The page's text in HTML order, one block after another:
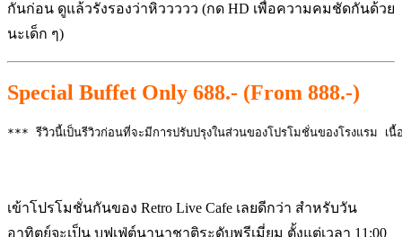
กันก่อน ดูแล้วรังรองว่าหิววววว (กด HD เพื่อความคมชัดกันด้วย
นะเด็ก ๆ)
Special Buffet Only 688.- (From 888.-)
*** รีวิวนี้เป็นรีวิวก่อนที่จะมีการปรับปรุงในส่วนของโปรโมชั่นของโรงแรม
เข้าโปรโมชั่นกันของ Retro Live Cafe เลยดีกว่า สำหรับวัน
อาทิตย์จะเป็น บุฟเฟ่ต์นานาชาติระดับพรีเมี่ยม ตั้งแต่เวลา 11:00